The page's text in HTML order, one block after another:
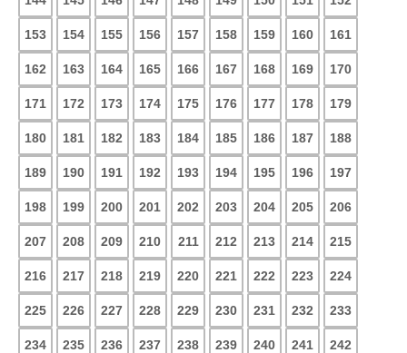
153 154 155 156 157 158 159 160 161
162 163 164 165 166 167 168 169 170
171 172 173 174 175 176 177 178 179
180 181 182 183 184 185 186 187 188
189 190 191 192 193 194 195 196 197
198 199 200 201 202 203 204 205 206
207 208 209 210 211 212 213 214 215
216 217 218 219 220 221 222 223 224
225 226 227 228 229 230 231 232 233
234 235 236 237 238 239 240 241 242